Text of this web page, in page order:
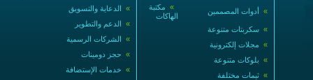
» الدعاية والتسويق
» الدعم والتطوير
» الشركات الرسمية
» حجز دومينات
» خدمات الإستضافة
» مكتبة
الهاكات
» أدوات المصممين
» سكربتات متنوعة
» مجلات إلكترونية
» بلوكات متنوعة
» ثيمات مختلفة